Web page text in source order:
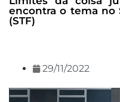
encontra o tema no
(STF)
29/11/2022